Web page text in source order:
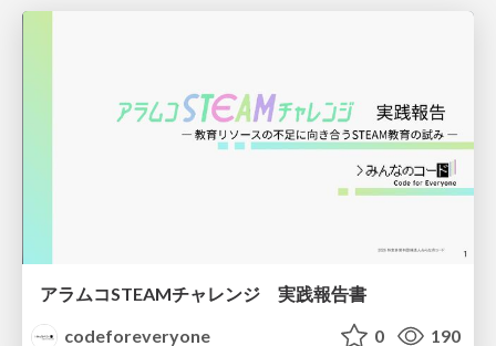
アラムコSTEAMチャレンジ 実践報告書
codeforeveryone
0 190